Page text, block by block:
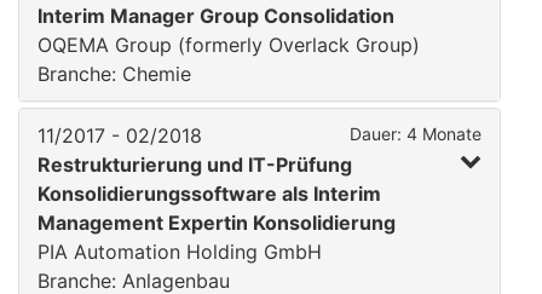
Interim Manager Group Consolidation
OQEMA Group (formerly Overlack Group)
Branche: Chemie
11/2017 - 02/2018 Dauer: 4 Monate
Restrukturierung und IT-Prüfung
Konsolidierungssoftware als Interim
Management Expertin Konsolidierung
PIA Automation Holding GmbH
Branche: Anlagenbau